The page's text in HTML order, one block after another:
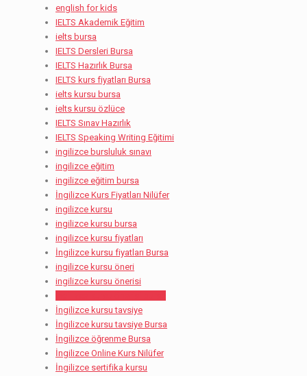
english for kids
IELTS Akademik Eğitim
ielts bursa
IELTS Dersleri Bursa
IELTS Hazırlık Bursa
IELTS kurs fiyatları Bursa
ielts kursu bursa
ielts kursu özlüce
IELTS Sınav Hazırlık
IELTS Speaking Writing Eğitimi
ingilizce bursluluk sınavı
ingilizce eğitim
ingilizce eğitim bursa
İngilizce Kurs Fiyatları Nilüfer
ingilizce kursu
ingilizce kursu bursa
ingilizce kursu fiyatları
İngilizce kursu fiyatları Bursa
ingilizce kursu öneri
ingilizce kursu önerisi
İngilizce kursu tavsiye
İngilizce kursu tavsiye Bursa
İngilizce öğrenme Bursa
İngilizce Online Kurs Nilüfer
İngilizce sertifika kursu